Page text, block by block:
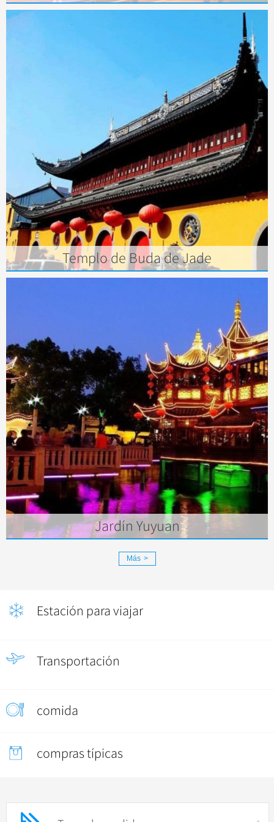
Templo de Buda de Jade
Jardín Yuyuan
Más >
Estación para viajar
Transportación
comida
compras típicas